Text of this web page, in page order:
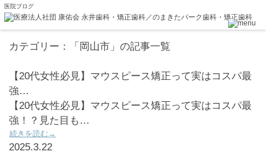
医院ブログ
カテゴリー：「岡山市」の記事一覧
【20代女性必見】マウスピース矯正って実はコスパ最
強…
【20代女性必見】マウスピース矯正って実はコスパ最
強！？見た目も…
続きを読む→
2025.3.22